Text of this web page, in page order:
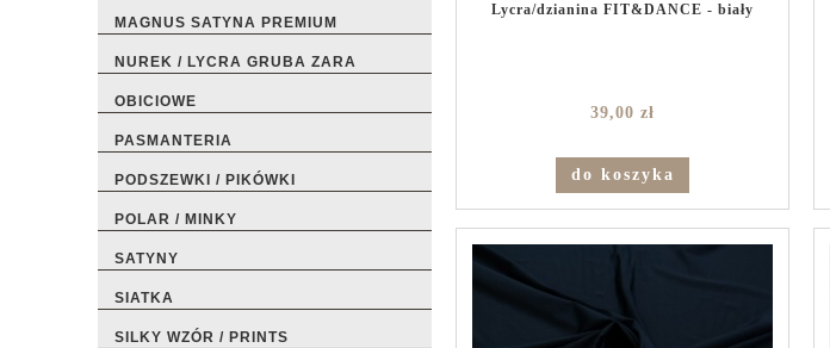
MAGNUS SATYNA PREMIUM
NUREK / LYCRA GRUBA ZARA
OBICIOWE
PASMANTERIA
PODSZEWKI / PIKÓWKI
POLAR / MINKY
SATYNY
SIATKA
SILKY WZÓR / PRINTS
Lycra/dzianina FIT&DANCE - biały
39,00 zł
do koszyka